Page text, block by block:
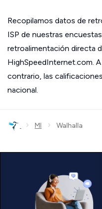
Recopilamos datos de
ISP de nuestras
retroalimentación directa
HighSpeedInternet.com.
contrario, las
nacional.
› MI › Walhalla